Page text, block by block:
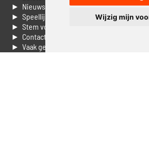
Wijzig mijn
► Nieuws
► Speellijst
► Stem voor de Dag top 3
► Contacteer ons
► Vaak gestelde vragen